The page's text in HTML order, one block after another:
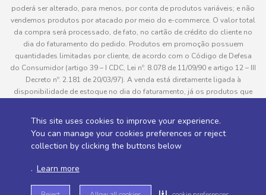
This site uses cookies to improve your experience.
You can manage your cookies preferences or reject
collection by clicking the buttons below
. Learn more
poderá ser alterado, para menos, por conta de produtos variáveis; e não
vendemos produtos por atacado por meio do e-commerce. O valor total
da compra será processado, de fato, no cartão de crédito do cliente no
dia do faturamento do pedido. Produtos em promoção possuem
quantidades limitadas por cliente, de acordo com o Código de Defesa
do Consumidor (artigo 39 – I CDC, Lei nº. 8.078 de 11/09/90 e artigo 12 – III
Decreto nº. 2.181 de 20/03/97). A venda está diretamente ligada à
disponibilidade de estoque no dia do faturamento, já os produtos que
pedido do cliente, este não será entregue e o valor do item não será
cobrado. As fotos dos produtos no site são ilustrativas, podendo haver
divergência com o produto real e todos os pedidos estão sujeitos à
consultadas em “Política de Entregas”